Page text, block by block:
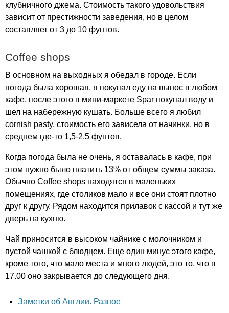
клубничного джема. Стоимость такого удовольствия
зависит от престижности заведения, но в целом
составляет от 3 до 10 фунтов.
Coffee shops
В основном на выходных я обедал в городе. Если
погода была хорошая, я покупал еду на вынос в любом
кафе, после этого в мини-маркете Spar покупал воду и
шел на набережную кушать. Больше всего я любил
cornish pasty, стоимость его зависела от начинки, но в
среднем где-то 1,5-2,5 фунтов.
Когда погода была не очень, я оставалась в кафе, при
этом нужно было платить 13% от общем суммы заказа.
Обычно Coffee shops находятся в маленьких
помещениях, где столиков мало и все они стоят плотно
друг к другу. Рядом находится прилавок с кассой и тут же
дверь на кухню.
Чай приносится в высоком чайнике с молочником и
пустой чашкой с блюдцем. Еще один минус этого кафе,
кроме того, что мало места и много людей, это то, что в
17.00 оно закрывается до следующего дня.
Заметки об Англии. Разное